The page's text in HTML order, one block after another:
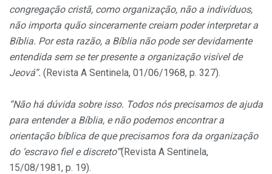
congregação cristã, como organização, não a indivíduos,
não importa quão sinceramente creiam poder interpretar a
Bíblia. Por esta razão, a Bíblia não pode ser devidamente
entendida sem se ter presente a organização visível de
Jeová”. (Revista A Sentinela, 01/06/1968, p. 327).
“Não há dúvida sobre isso. Todos nós precisamos de ajuda
para entender a Bíblia, e não podemos encontrar a
orientação bíblica de que precisamos fora da organização
do ‘escravo fiel e discreto'”(Revista A Sentinela,
15/08/1981, p. 19).